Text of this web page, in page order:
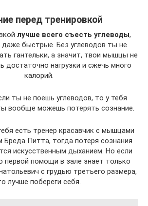
перед тренировкой
лучше всего съесть углеводы,
быстрые. Без углеводов ты не
гантельки, а значит, твои мышцы не
достаточно нагрузки и сжечь много
калорий.
ты не поешь углеводов, то у тебя
вообще можешь потерять сознание.
есть тренер красавчик с мышцами
Бреда Питта, тогда потеря сознания
искусственным дыханием. Но если
первой помощи в зале знает только
с грудью третьего размера,
лучше побереги себя.